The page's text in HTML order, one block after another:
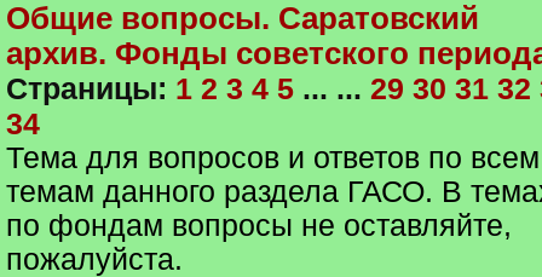
Общие вопросы. Саратовский
архив. Фонды советского
Страницы: 1 2 3 4 5 ... ... 29 30 31 32
34
Тема для вопросов и ответов по всем
темам данного раздела ГАСО. В
по фондам вопросы не оставляйте,
пожалуйста.